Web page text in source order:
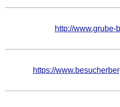
http://www.grube-
https://